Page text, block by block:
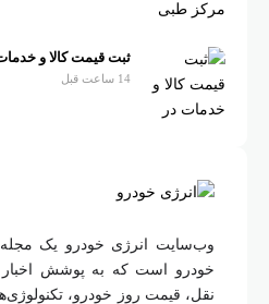
ثبت قیمت کالا و خدمات در
14 ساعت قبل
وب‌سایت انرژی خودرو یک
خودرو است که به پوشش
نقل، قیمت روز خودرو،